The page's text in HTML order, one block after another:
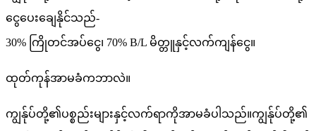
ငွေပေးချေနိုင်သည်-
30% ကြိုတင်အပ်ငွေ၊ 70% B/L မိတ္တူနှင့်လက်ကျန်ငွေ။
ထုတ်ကုန်အာမခံကဘာလဲ။
ကျွန်ုပ်တို့၏ပစ္စည်းများနှင့်လက်ရာကိုအာမခံပါသည်။ကျွန်ုပ်တို့၏